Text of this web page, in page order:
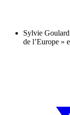
Sylvie
de l’Europe »